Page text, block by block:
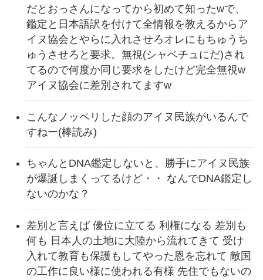
だとおっさんになってから初めて知ったwで、
鑑定と日本語訳を付けて全情報を教えるからア
イヌ協会とやらに入れさせろオレにもちゅうち
ゅうさせろと要求。無視(シャベチュにだ)され
てるので何度か同じ要求をしたけど完全無視w
アイヌ協会に差別されてますw
こんなノッペリした顔のアイヌ民族がいるんで
すねー(棒読み)
ちゃんとDNA鑑定しないと、勝手にアイヌ民族
が爆誕しまくってるけど・・ なんでDNA鑑定し
ないのかな？
差別と言えば 優位に立てる 利権になる 差別も
何も 日本人の土地に大陸から流れてきて 受け
入れて教育も保護もしてやった恩を忘れて 敵国
の工作に良い様に使われる有様 先住でもないの